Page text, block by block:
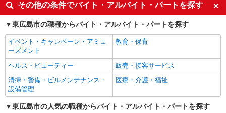
日払い
車通勤OK
交通費支給
社会保険あり
社員登用あり
その他の条件でバイト・アルバイト・パートを探す
東広島市の職種からバイト・アルバイト・パートを探す
イベント・キャンペーン・アミュ
ーズメント
教育・保育
ヘルス・ビューティー
販売・接客サービス
清掃・警備・ビルメンテナンス・
設備管理
医療・介護・福祉
東広島市の人気の職種からバイト・アルバイト・パートを探す